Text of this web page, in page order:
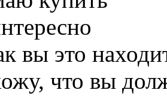
вы это
что вы